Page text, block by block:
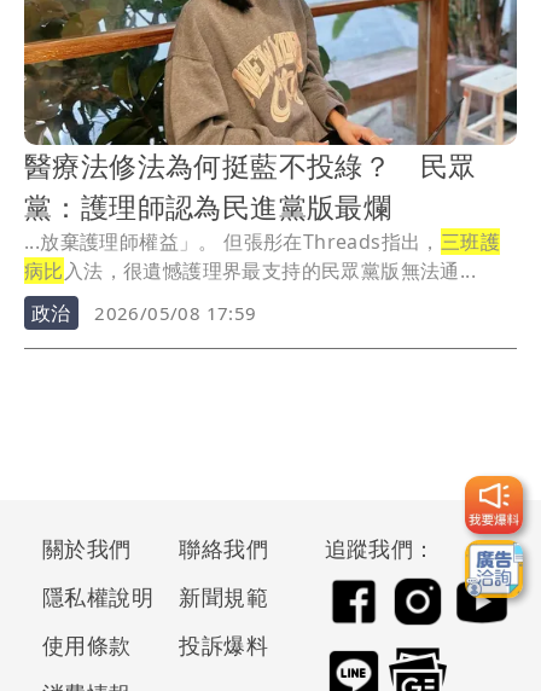
醫療法修法為何挺藍不投綠？ 民眾
黨：護理師認為民進黨版最爛
...放棄護理師權益」。 但張彤在Threads指出， 三班護
病比入法，很遺憾護理界最支持的民眾黨版無法通...
政治
2026/05/08 17:59
關於我們
聯絡我們
隱私權說明
新聞規範
使用條款
投訴爆料
追蹤我們：